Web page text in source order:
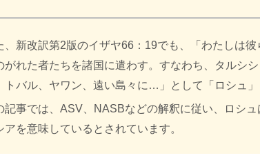
、新改訳第2版のイザヤ66：19でも、「わたしは
がれた者たちを諸国に遣わす。すなわち、タルシ
、トバル、ヤワン、遠い島々に…」として「ロシュ
記事では、ASV、NASBなどの解釈に従い、ロシュ
アを意味しているとされています。